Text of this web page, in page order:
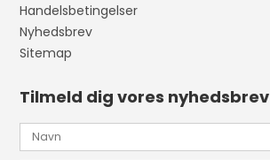
Handelsbetingelser
Nyhedsbrev
Sitemap
Tilmeld dig vores nyhedsbrev